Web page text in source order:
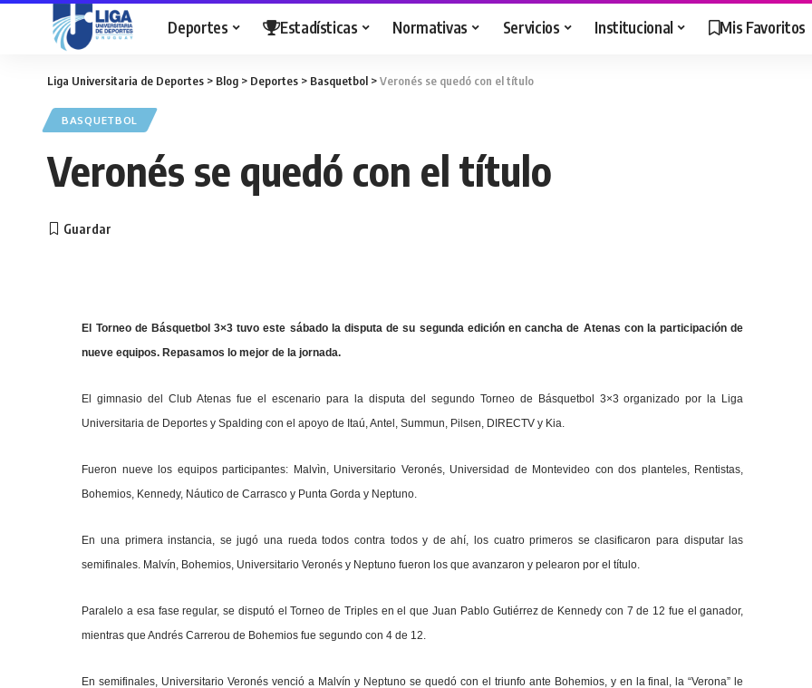
Deportes Estadísticas Normativas Servicios Institucional Mis Favoritos
Liga Universitaria de Deportes > Blog > Deportes > Basquetbol >Veronés se quedó con el título
BASQUETBOL
Veronés se quedó con el título
El Torneo de Básquetbol 3×3 tuvo este sábado la disputa de su segunda edición en cancha de Atenas con la participación de
nueve equipos. Repasamos lo mejor de la jornada.
El gimnasio del Club Atenas fue el escenario para la disputa del segundo Torneo de Básquetbol 3×3 organizado por la Liga
Universitaria de Deportes y Spalding con el apoyo de Itaú, Antel, Summun, Pilsen, DIRECTV y Kia.
Fueron nueve los equipos participantes: Malvìn, Universitario Veronés, Universidad de Montevideo con dos planteles, Rentistas,
Bohemios, Kennedy, Náutico de Carrasco y Punta Gorda y Neptuno.
En una primera instancia, se jugó una rueda todos contra todos y de ahí, los cuatro primeros se clasificaron para disputar las
semifinales. Malvín, Bohemios, Universitario Veronés y Neptuno fueron los que avanzaron y pelearon por el título.
Paralelo a esa fase regular, se disputó el Torneo de Triples en el que Juan Pablo Gutiérrez de Kennedy con 7 de 12 fue el ganador,
mientras que Andrés Carrerou de Bohemios fue segundo con 4 de 12.
En semifinales, Universitario Veronés venció a Malvín y Neptuno se quedó con el triunfo ante Bohemios, y en la final, la “Verona” le